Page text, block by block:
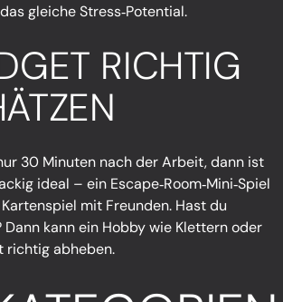
gleiche Stress‑Potential.
RICHTIG
30 Minuten nach der Arbeit, dann ist
ideal – ein Escape‑Room‑Mini‑Spiel
mit Freunden. Hast du
Dann kann ein Hobby wie Klettern oder
richtig abheben.